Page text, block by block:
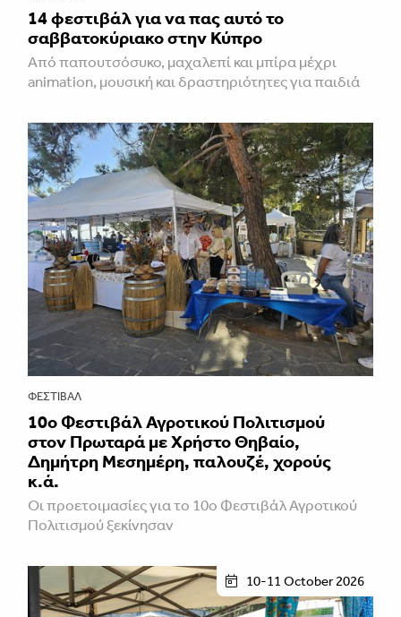
14 φεστιβάλ για να πας αυτό το
σαββατοκύριακο στην Κύπρο
Από παπουτσόσυκο, μαχαλεπί και μπίρα μέχρι
animation, μουσική και δραστηριότητες για παιδιά
ΦΕΣΤΙΒΑΛ
10ο Φεστιβάλ Αγροτικού Πολιτισμού
στον Πρωταρά με Χρήστο Θηβαίο,
Δημήτρη Μεσημέρη, παλουζέ, χορούς
κ.ά.
Οι προετοιμασίες για το 10ο Φεστιβάλ Αγροτικού
Πολιτισμού ξεκίνησαν
10-11 October 2026